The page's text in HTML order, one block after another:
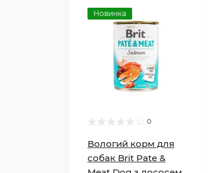
Новинка
0
Вологий корм для
собак Brit Pate &